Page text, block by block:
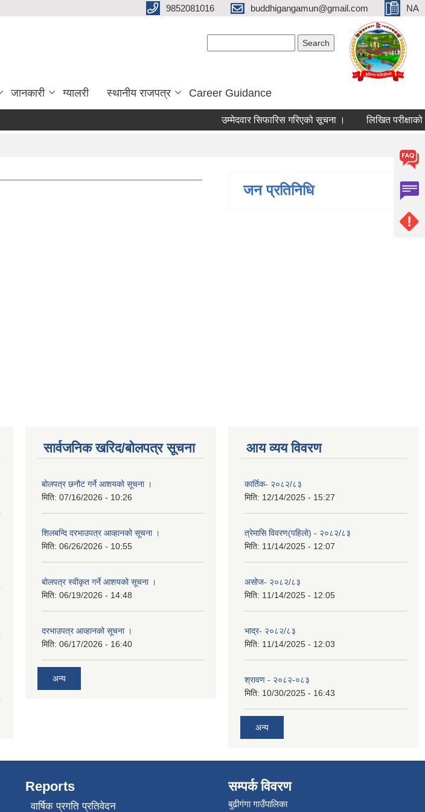
9852081016 buddhigangamun@gmail.com NA
जानकारी ग्यालरी स्थानीय राजपत्र Career Guidance
उम्मेदवार सिफारिस गरिएको सूचना । लिखित परीक्षाको
जन प्रतिनिधि
सार्वजनिक खरिद/बोलपत्र सूचना
बोलपत्र छनौट गर्ने आशयको सूचना ।
मिति: 07/16/2026 - 10:26
शिलबन्दि दरभाउपत्र आव्हानको सूचना ।
मिति: 06/26/2026 - 10:55
बोलपत्र स्वीकृत गर्ने आशयको सूचना ।
मिति: 06/19/2026 - 14:48
दरभाउपत्र आव्हानको सूचना ।
मिति: 06/17/2026 - 16:40
अन्य
आय व्यय विवरण
कार्तिक- २०८२/८३
मिति: 12/14/2025 - 15:27
त्रेमासि विवरण(पहिलो) - २०८२/८३
मिति: 11/14/2025 - 12:07
असोज- २०८२/८३
मिति: 11/14/2025 - 12:05
भाद्र- २०८२/८३
मिति: 11/14/2025 - 12:03
श्रावण - २०८२-०८३
मिति: 10/30/2025 - 16:43
अन्य
Reports
वार्षिक प्रगति प्रतिवेदन
सम्पर्क विवरण
बुढीगंगा गाउँपालिका